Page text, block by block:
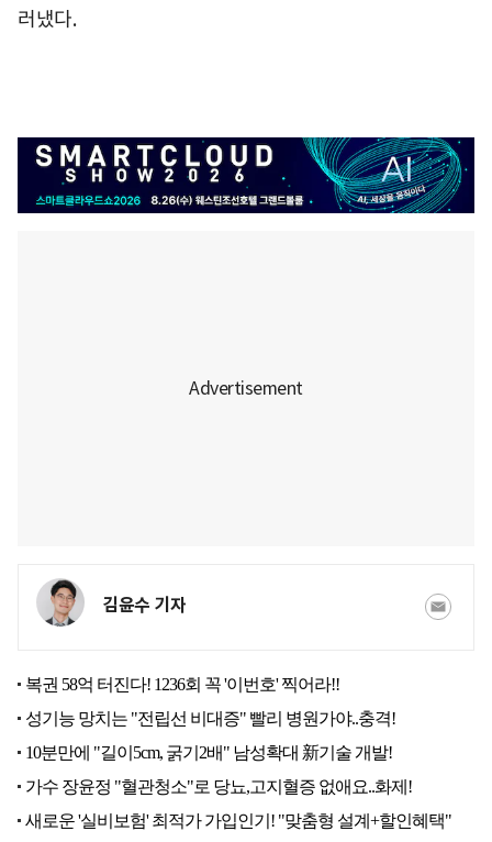
러냈다.
김윤수 기자